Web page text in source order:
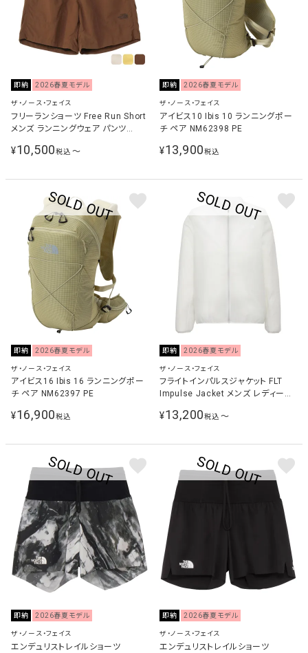
即納 2026春夏モデル
ザ・ノース・フェイス
フリーランショーツ Free Run Short
メンズ ランニングウェア パンツ
¥10,500税込 〜
即納 2026春夏モデル
ザ・ノース・フェイス
アイビス10 Ibis 10 ランニングポー
チ ペア NM62398 PE
¥13,900税込
即納 2026春夏モデル
ザ・ノース・フェイス
アイビス16 Ibis 16 ランニングポー
チ ペア NM62397 PE
¥16,900税込
即納 2026春夏モデル
ザ・ノース・フェイス
フライトインパルスジャケット FLT
Impulse Jacket メンズ レディース
¥13,200税込 〜
即納 2026春夏モデル
ザ・ノース・フェイス
エンデュリストレイルショーツ
即納 2026春夏モデル
ザ・ノース・フェイス
エンデュリストレイルショーツ